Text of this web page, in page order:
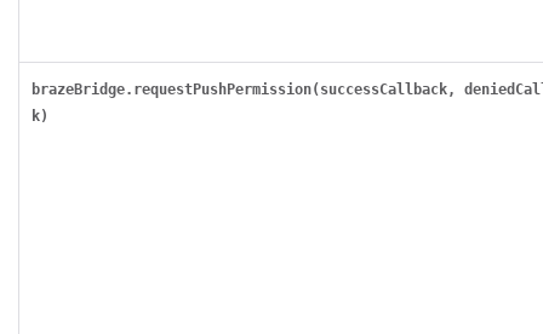
brazeBridge.requestPushPermission(successCallback,
k)